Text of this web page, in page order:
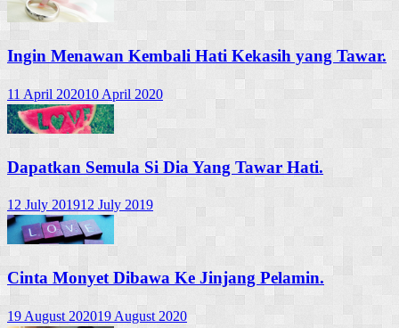
Ingin Menawan Kembali Hati Kekasih yang Tawar.
11 April 202010 April 2020
Dapatkan Semula Si Dia Yang Tawar Hati.
12 July 201912 July 2019
Cinta Monyet Dibawa Ke Jinjang Pelamin.
19 August 202019 August 2020